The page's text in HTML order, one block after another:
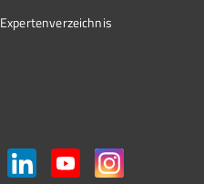
Expertenverzeichnis